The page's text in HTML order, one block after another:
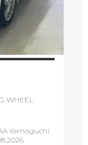
WHEEL
Yamaguchi